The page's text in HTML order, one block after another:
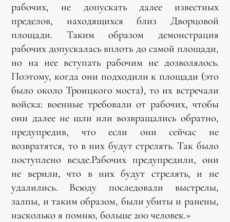
рабочих, не допускать далее известных
пределов, находящихся близ Дворцовой
площади. Таким образом демонстрация
рабочих допускалась вплоть до самой площади,
но на нее вступать рабочим не дозволялось.
Поэтому, когда они подходили к площади (это
было около Троицкого моста), то их встречали
войска: военные требовали от рабочих, чтобы
они далее не шли или возвращались обратно,
предупредив, что если они сейчас не
возвратятся, то в них будут стрелять. Так было
поступлено везде. Рабочих предупредили, они
не верили, что в них будут стрелять, и не
удалились. Всюду последовали выстрелы,
залпы, и таким образом, были убиты и ранены,
насколько я помню, больше 200 человек.»